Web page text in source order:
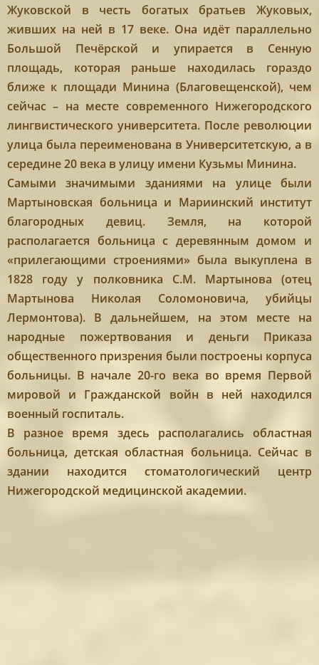
Жуковской в честь богатых братьев Жуковых,
живших на ней в 17 веке. Она идёт параллельно
Большой Печёрской и упирается в Сенную
площадь, которая раньше находилась гораздо
ближе к площади Минина (Благовещенской), чем
сейчас – на месте современного Нижегородского
лингвистического университета. После революции
улица была переименована в Университетскую, а в
середине 20 века в улицу имени Кузьмы Минина.
Самыми значимыми зданиями на улице были
Мартыновская больница и Мариинский институт
благородных девиц. Земля, на которой
располагается больница с деревянным домом и
«прилегающими строениями» была выкуплена в
1828 году у полковника С.М. Мартынова (отец
Мартынова Николая Соломоновича, убийцы
Лермонтова). В дальнейшем, на этом месте на
народные пожертвования и деньги Приказа
общественного призрения были построены корпуса
больницы. В начале 20-го века во время Первой
мировой и Гражданской войн в ней находился
военный госпиталь.
В разное время здесь располагались областная
больница, детская областная больница. Сейчас в
здании находится стоматологический центр
Нижегородской медицинской академии.